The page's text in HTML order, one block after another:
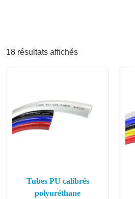
18 résultats affichés
Tubes PU calibrés
polyuréthane